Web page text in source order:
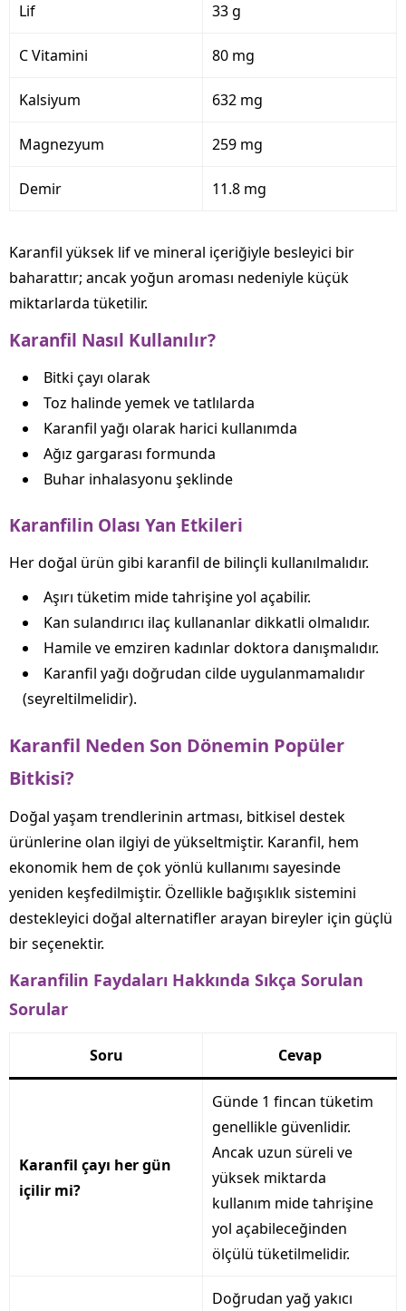
Lif 33 g
C Vitamini 80 mg
Kalsiyum 632 mg
Magnezyum 259 mg
Demir 11.8 mg
Karanfil yüksek lif ve mineral içeriğiyle besleyici bir
baharattır; ancak yoğun aroması nedeniyle küçük
miktarlarda tüketilir.
Karanfil Nasıl Kullanılır?
Bitki çayı olarak
Toz halinde yemek ve tatlılarda
Karanfil yağı olarak harici kullanımda
Ağız gargarası formunda
Buhar inhalasyonu şeklinde
Karanfilin Olası Yan Etkileri
Her doğal ürün gibi karanfil de bilinçli kullanılmalıdır.
Aşırı tüketim mide tahrişine yol açabilir.
Kan sulandırıcı ilaç kullananlar dikkatli olmalıdır.
Hamile ve emziren kadınlar doktora danışmalıdır.
Karanfil yağı doğrudan cilde uygulanmamalıdır
(seyreltilmelidir).
Karanfil Neden Son Dönemin Popüler
Bitkisi?
Doğal yaşam trendlerinin artması, bitkisel destek
ürünlerine olan ilgiyi de yükseltmiştir. Karanfil, hem
ekonomik hem de çok yönlü kullanımı sayesinde
yeniden keşfedilmiştir. Özellikle bağışıklık sistemini
destekleyici doğal alternatifler arayan bireyler için güçlü
bir seçenektir.
Karanfilin Faydaları Hakkında Sıkça Sorulan
Sorular
Soru Cevap
Karanfil çayı her gün
içilir mi?
Günde 1 fincan tüketim
genellikle güvenlidir.
Ancak uzun süreli ve
yüksek miktarda
kullanım mide tahrişine
yol açabileceğinden
ölçülü tüketilmelidir.
Doğrudan yağ yakıcı